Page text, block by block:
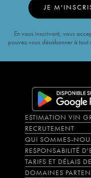
JE
En vous inscrivant, vous
pouvez vous désabonner à tout
ESTIMATION VIN
RECRUTEMENT
QUI SOMMES-
RESPONSABILITÉ
TARIFS ET DÉLAIS
DOMAINES